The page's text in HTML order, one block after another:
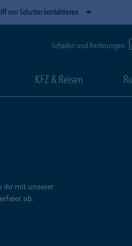
von Schutter kontaktieren
Schäden und Rechnungen
KFZ & Reisen
ihr mit unserer
ab.